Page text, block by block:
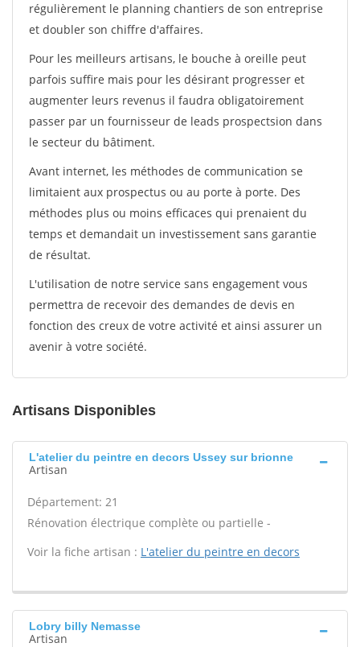
régulièrement le planning chantiers de son entreprise
et doubler son chiffre d'affaires.
Pour les meilleurs artisans, le bouche à oreille peut
parfois suffire mais pour les désirant progresser et
augmenter leurs revenus il faudra obligatoirement
passer par un fournisseur de leads prospectsion dans
le secteur du bâtiment.
Avant internet, les méthodes de communication se
limitaient aux prospectus ou au porte à porte. Des
méthodes plus ou moins efficaces qui prenaient du
temps et demandait un investissement sans garantie
de résultat.
L'utilisation de notre service sans engagement vous
permettra de recevoir des demandes de devis en
fonction des creux de votre activité et ainsi assurer un
avenir à votre société.
Artisans Disponibles
L'atelier du peintre en decors Ussey sur brionne
Artisan
Département: 21
Rénovation électrique complète ou partielle -
Voir la fiche artisan : L'atelier du peintre en decors
Lobry billy Nemasse
Artisan